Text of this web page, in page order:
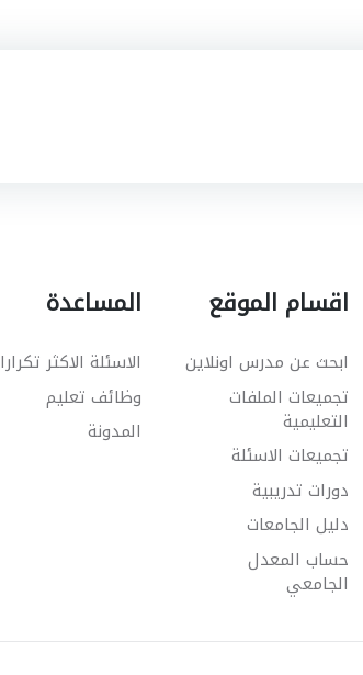
اقسام الموقع
ابحث عن مدرس اونلاين
تجميعات الملفات
التعليمية
تجميعات الاسئلة
دورات تدريبية
دليل الجامعات
حساب المعدل
الجامعي
المساعدة
الاسئلة الاكثر تكرارا
وظائف تعليم
المدونة